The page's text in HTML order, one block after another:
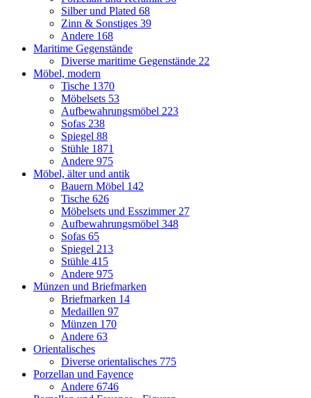
Silber und Plated 68
Zinn & Sonstiges 39
Andere 168
Maritime Gegenstände
Diverse maritime Gegenstände 22
Möbel, modern
Tische 1370
Möbelsets 53
Aufbewahrungsmöbel 223
Sofas 238
Spiegel 88
Stühle 1871
Andere 975
Möbel, älter und antik
Bauern Möbel 142
Tische 626
Möbelsets und Esszimmer 27
Aufbewahrungsmöbel 348
Sofas 65
Spiegel 213
Stühle 415
Andere 975
Münzen und Briefmarken
Briefmarken 14
Medaillen 97
Münzen 170
Andere 63
Orientalisches
Diverse orientalisches 775
Porzellan und Fayence
Andere 6746